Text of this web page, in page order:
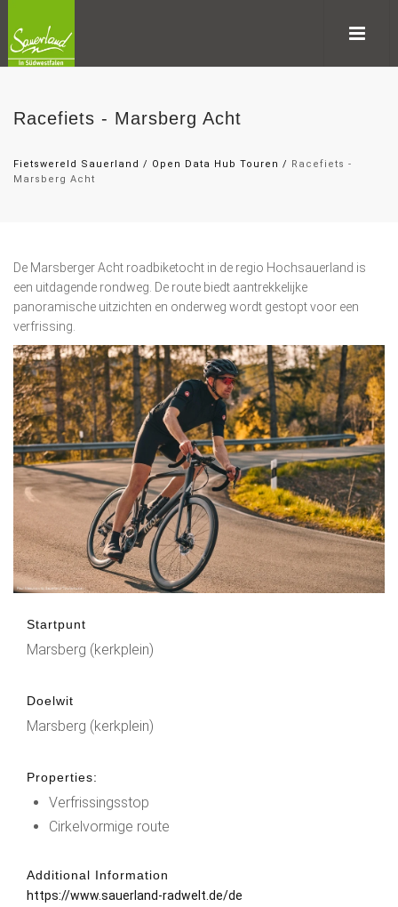
Racefiets - Marsberg Acht
Fietswereld Sauerland / Open Data Hub Touren / Racefiets -
Marsberg Acht
De Marsberger Acht roadbiketocht in de regio Hochsauerland is
een uitdagende rondweg. De route biedt aantrekkelijke
panoramische uitzichten en onderweg wordt gestopt voor een
verfrissing.
Startpunt
Marsberg (kerkplein)
Doelwit
Marsberg (kerkplein)
Properties:
Verfrissingsstop
Cirkelvormige route
Additional Information
https://www.sauerland-radwelt.de/de